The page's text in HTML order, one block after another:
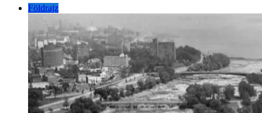
Földrajz